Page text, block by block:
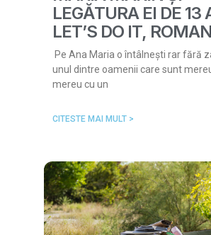
LEGĂTURA EI DE 13
LET’S DO IT,
Pe Ana Maria o întâlnești rar fără
unul dintre oamenii care sunt
mereu cu un
CITESTE MAI MULT >